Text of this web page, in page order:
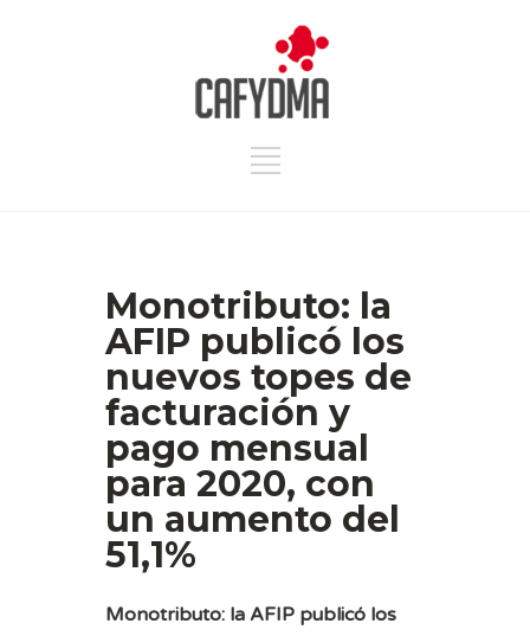
Monotributo: la
AFIP publicó los
nuevos topes de
facturación y
pago mensual
para 2020, con
un aumento del
51,1%
Monotributo: la AFIP publicó los